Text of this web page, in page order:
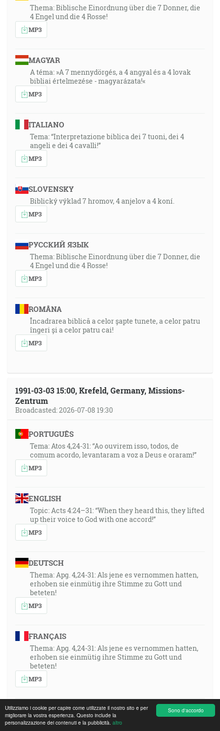
Sono d'accordo
Utilizziamo i cookie per capire come utilizzate il nostro sito e per
migliorare la vostra esperienza. Questo include la
personalizzazione dei contenuti e la pubblicità. altro
Thema: Biblische Einordnung über die 7 Donner, die
4 Engel und die 4 Rosse!
MP3
MAGYAR
A téma: »A 7 mennydörgés, a 4 angyal és a 4 lovak
bibliai értelmezése - magyarázata!«
MP3
ITALIANO
Tema: “Interpretazione biblica dei 7 tuoni, dei 4
angeli e dei 4 cavalli!”
MP3
SLOVENSKY
Biblický výklad 7 hromov, 4 anjelov a 4 koní.
MP3
РУССКИЙ ЯЗЫК
Thema: Biblische Einordnung über die 7 Donner, die
4 Engel und die 4 Rosse!
MP3
ROMÂNA
Încadrarea biblică a celor șapte tunete, a celor patru
îngeri și a celor patru cai!
MP3
1991-03-03 15:00, Krefeld, Germany, Missions-
Zentrum
Broadcasted: 2026-07-08 19:30
PORTUGUÊS
Tema: Atos 4,24-31: “Ao ouvirem isso, todos, de
comum acordo, levantaram a voz a Deus e oraram!”
MP3
ENGLISH
Topic: Acts 4:24–31: “When they heard this, they lifted
up their voice to God with one accord!”
MP3
DEUTSCH
Thema: Apg. 4,24-31: Als jene es vernommen hatten,
erhoben sie einmütig ihre Stimme zu Gott und
beteten!
MP3
FRANÇAIS
Thema: Apg. 4,24-31: Als jene es vernommen hatten,
erhoben sie einmütig ihre Stimme zu Gott und
beteten!
MP3
POLSKI
Thema: Apg. 4,24-31: Als jene es vernommen hatten,